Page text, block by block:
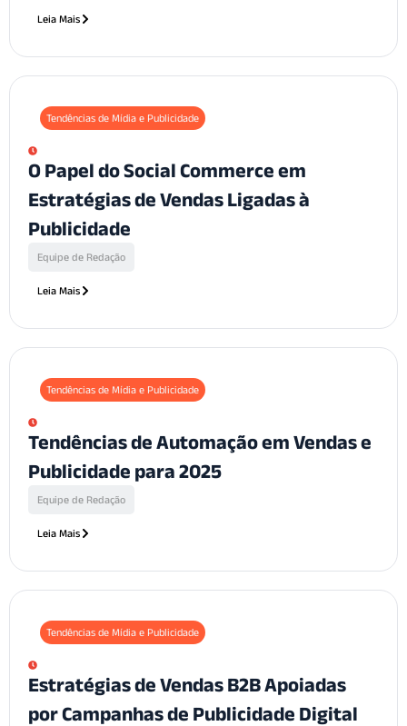
Leia Mais
Tendências de Mídia e Publicidade
O Papel do Social Commerce em
Estratégias de Vendas Ligadas à
Publicidade
Equipe de Redação
Leia Mais
Tendências de Mídia e Publicidade
Tendências de Automação em Vendas e
Publicidade para 2025
Equipe de Redação
Leia Mais
Tendências de Mídia e Publicidade
Estratégias de Vendas B2B Apoiadas
por Campanhas de Publicidade Digital